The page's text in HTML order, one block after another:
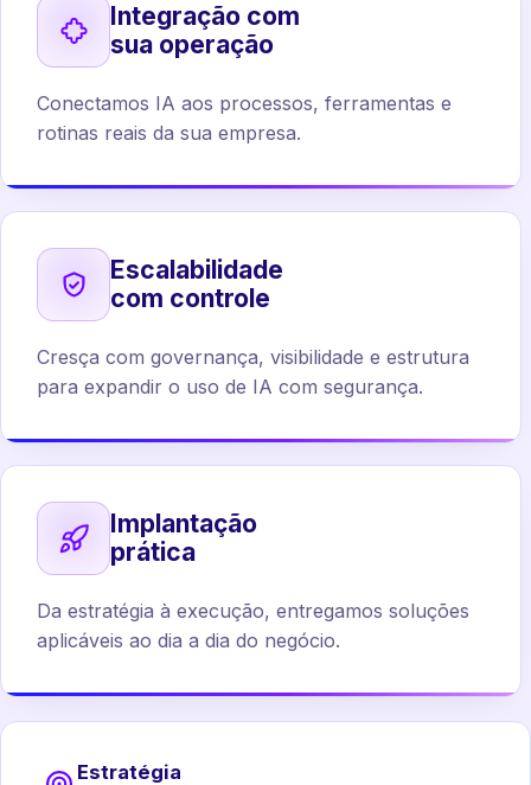
Integração com
sua operação
Conectamos IA aos processos, ferramentas e
rotinas reais da sua empresa.
Escalabilidade
com controle
Cresça com governança, visibilidade e estrutura
para expandir o uso de IA com segurança.
Implantação
prática
Da estratégia à execução, entregamos soluções
aplicáveis ao dia a dia do negócio.
Estratégia